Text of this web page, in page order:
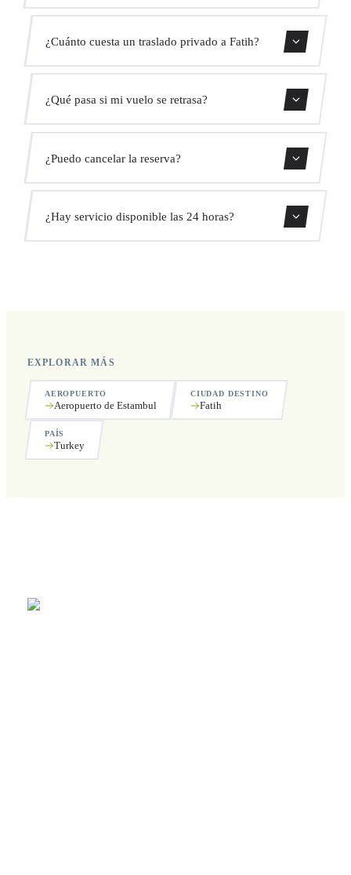
¿Cuánto cuesta un traslado privado a Fatih?
Usa nuestro formulario de reserva para obtener un precio
fijo al instante. Sin cargos ocultos.
¿Qué pasa si mi vuelo se retrasa?
conductor ajustará automáticamente la hora de recogida
sin coste adicional.
¿Puedo cancelar la reserva?
recogida.
¿Hay servicio disponible las 24 horas?
EXPLORAR MÁS
AEROPUERTO
Aeropuerto de Estambul
CIUDAD DESTINO
Fatih
PAÍS
Turkey